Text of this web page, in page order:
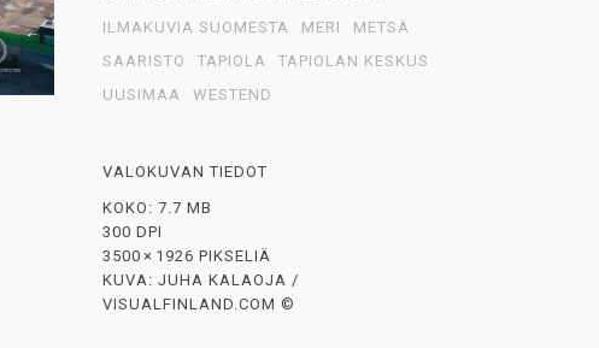
ILMAKUVIA SUOMESTA
MERI
METSÄ
SAARISTO
TAPIOLA
TAPIOLAN KESKUS
UUSIMAA
WESTEND
VALOKUVAN TIEDOT
KOKO: 7.7 MB
300 DPI
3500 × 1926 PIKSELIÄ
KUVA: JUHA KALAOJA /
VISUALFINLAND.COM ©